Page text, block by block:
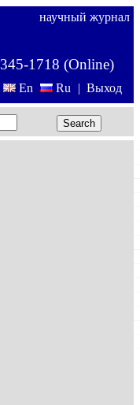
научный журнал
1718 (Online)
Выход
En Ru |
Search